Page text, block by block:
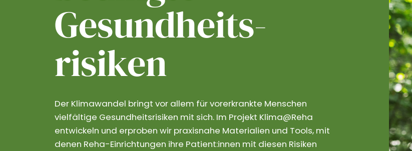
Gesundheits­
risiken
Der Klimawandel bringt vor allem für vorerkrankte Menschen
vielfältige Gesundheitsrisiken mit sich. Im Projekt Klima@Reha
entwickeln und erproben wir praxisnahe Materialien und Tools, mit
denen Reha-Einrichtungen ihre Patient:innen mit diesen Risiken